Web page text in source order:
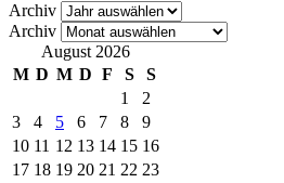
Archiv
Archiv
August 2026
M D M D F S
S
1
2
3
4 5 6 7 8
9
10 11 12 13 14 15 16
17 18 19 20 21 22 23